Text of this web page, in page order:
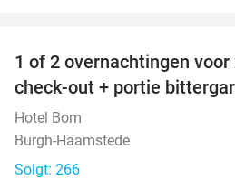
1 of 2 overnachtingen
check-out + portie
Hotel Bom
Burgh-Haamstede
Solgt: 266